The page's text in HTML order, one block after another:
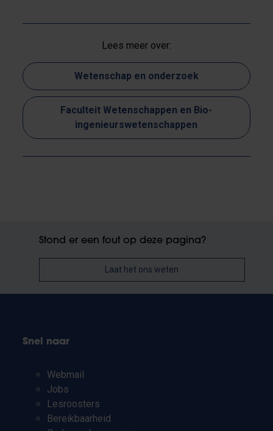
Lees meer over:
Wetenschap en onderzoek
Faculteit Wetenschappen en Bio-
ingenieurswetenschappen
Stond er een fout op deze pagina?
Laat het ons weten
Snel naar
Webmail
Jobs
Lesroosters
Bereikbaarheid